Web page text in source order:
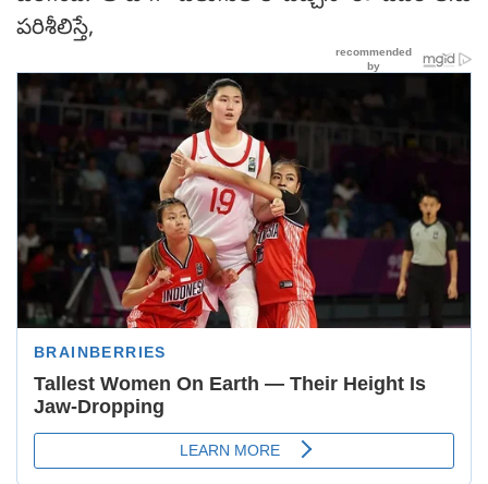
పరిశీలిస్తే,